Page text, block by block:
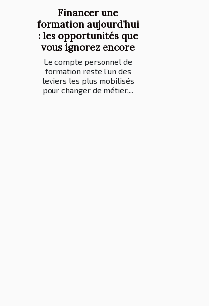
Financer une
formation aujourd’hui
: les opportunités que
vous ignorez encore
Le compte personnel de
formation reste l’un des
leviers les plus mobilisés
pour changer de métier,...